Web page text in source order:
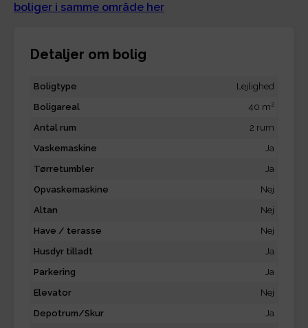
boliger i samme område her
Detaljer om bolig
Boligtype
Lejlighed
Boligareal
40 m2
Antal rum
2 rum
Vaskemaskine
Ja
Tørretumbler
Ja
Opvaskemaskine
Nej
Altan
Nej
Have / terasse
Nej
Husdyr tilladt
Ja
Parkering
Ja
Elevator
Nej
Depotrum/Skur
Ja